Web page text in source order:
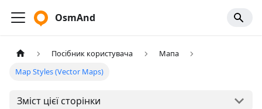
OsmAnd
Посібник користувача
Мапа
Map Styles (Vector Maps)
Зміст цієї сторінки